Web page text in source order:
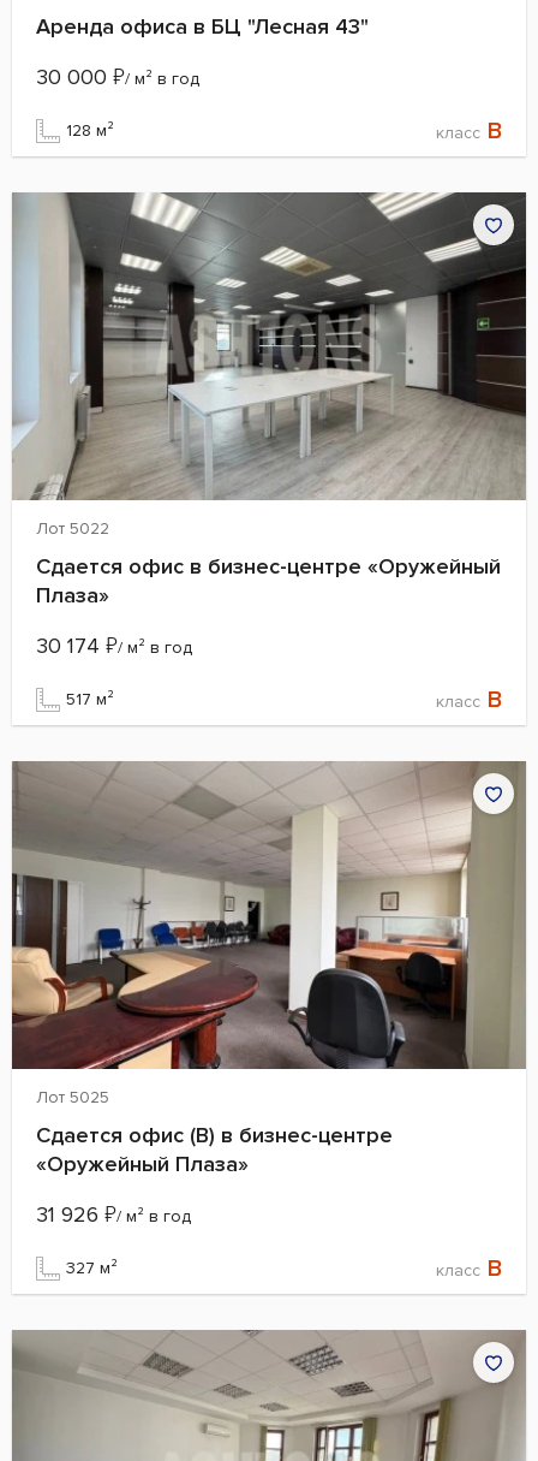
Аренда офиса в БЦ "Лесная 43"
30 000 ₽/ м² в год
128 м² класс B
Лот 5022
Сдается офис в бизнес-центре «Оружейный
Плаза»
30 174 ₽/ м² в год
517 м² класс B
Лот 5025
Сдается офис (B) в бизнес-центре
«Оружейный Плаза»
31 926 ₽/ м² в год
327 м² класс B